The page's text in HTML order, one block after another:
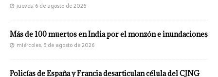
jueves, 6 de agosto de 2026
Más de 100 muertos en India por el monzón e inundaciones
miércoles, 5 de agosto de 2026
Policías de España y Francia desarticulan célula del CJNG